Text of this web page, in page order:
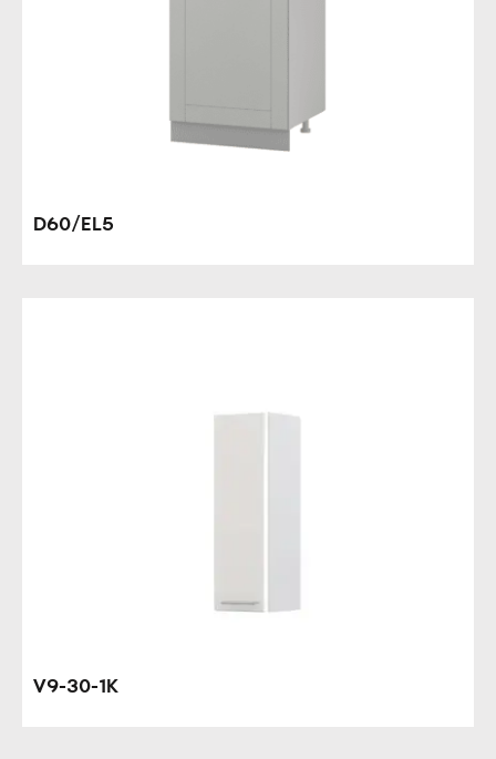
D60/EL5
V9-30-1K